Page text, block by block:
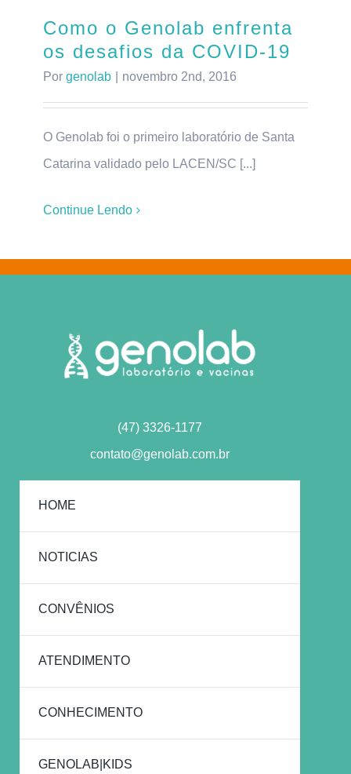
Como o Genolab enfrenta
os desafios da COVID-19
Por genolab novembro 2nd, 2016
O Genolab foi o primeiro laboratório de Santa
Catarina validado pelo LACEN/SC [...]
Continue Lendo
(47) 3326-1177
contato@genolab.com.br
HOME
NOTICIAS
CONVÊNIOS
ATENDIMENTO
CONHECIMENTO
GENOLAB|KIDS